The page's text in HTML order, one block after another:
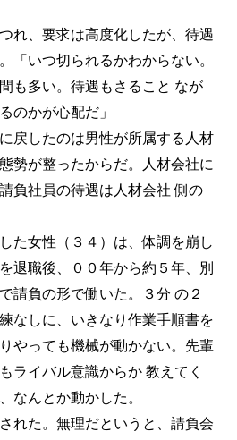
れ、要求は高度化したが、待遇
「いつ切られるかわからない。
も多い。待遇もさること なが
のかが心配だ」
戻したのは男性が所属する人材
勢が整ったからだ。人材会社に
負社員の待遇は人材会社 側の
た女性（３４）は、体調を崩し
退職後、００年から約５年、別
請負の形で働いた。３分 の２
なしに、いきなり作業手順書を
やっても機械が動かない。先輩
ライバル意識からか 教えてく
なんとか動かした。
れた。無理だというと、請負会